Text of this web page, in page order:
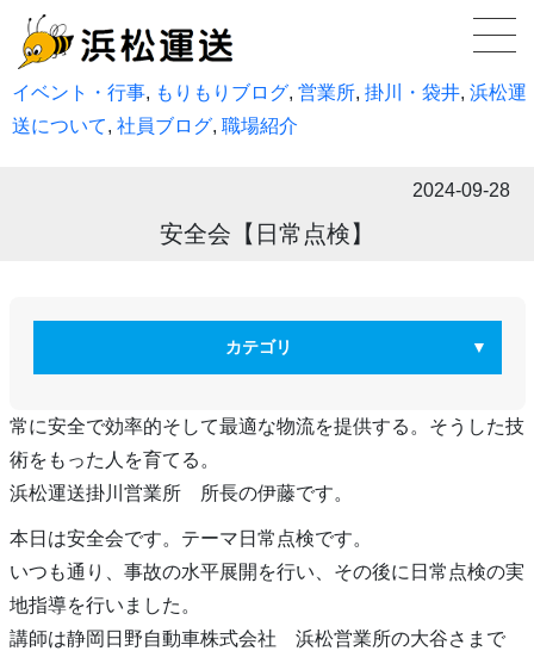
イベント・行事, もりもりブログ, 営業所, 掛川・袋井, 浜松運
送について, 社員ブログ, 職場紹介
2024-09-28
安全会【日常点検】
カテゴリ
常に安全で効率的そして最適な物流を提供する。そうした技
術をもった人を育てる。
浜松運送掛川営業所 所長の伊藤です。
本日は安全会です。テーマ日常点検です。
いつも通り、事故の水平展開を行い、その後に日常点検の実
地指導を行いました。
講師は静岡日野自動車株式会社 浜松営業所の大谷さまで